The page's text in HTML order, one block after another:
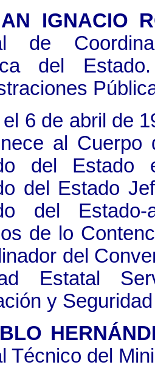
IGNACIO
de
del
6 de abril de
al Cuerpo
del
del Estado
del
de lo
del
Estatal
y
Técnico del